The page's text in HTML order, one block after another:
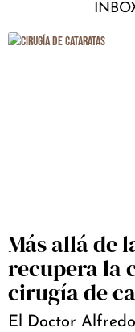
Más allá de
recupera la
cirugía de
El Doctor